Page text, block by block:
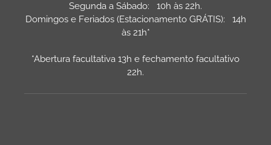
Segunda a Sábado: 10h às 22h.
Domingos e Feriados (Estacionamento GRÁTIS): 14h
às 21h*
*Abertura facultativa 13h e fechamento facultativo
22h.